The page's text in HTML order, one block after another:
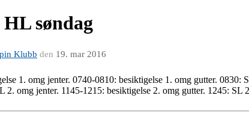
søndag
Klubb den 19. mar 2016
1. omg jenter. 0740-0810: besiktigelse 1. omg gutter.
2. omg jenter. 1145-1215: besiktigelse 2. omg gutter. 1245: SL